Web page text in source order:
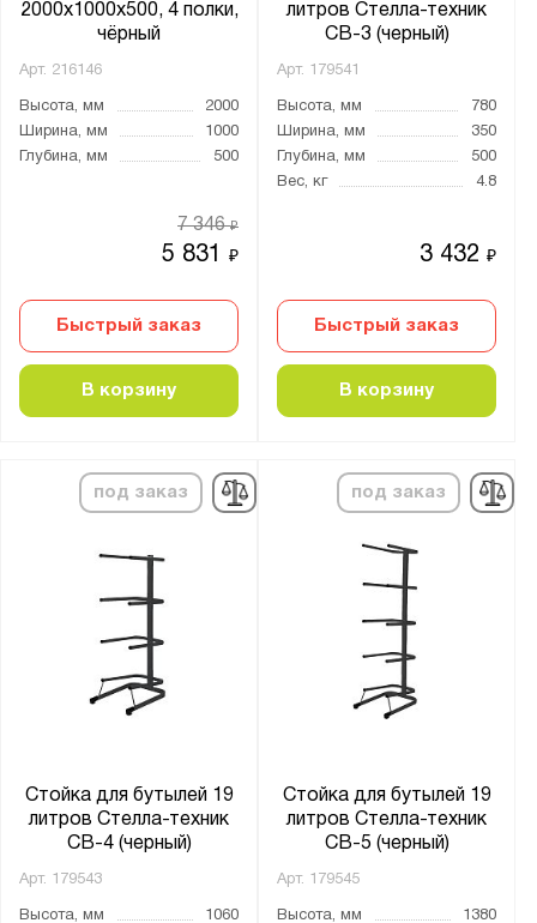
2000х1000х500, 4 полки,
чёрный
Арт. 216146
Высота, мм
2000
Ширина, мм
1000
Глубина, мм
500
5 831₽
7 346₽
Быстрый заказ
В корзину
литров Стелла-техник
СВ-3 (черный)
Арт. 179541
Высота, мм
780
Ширина, мм
350
Глубина, мм
500
Вес, кг
4.8
3 432₽
Быстрый заказ
В корзину
под заказ
Стойка для бутылей 19
литров Стелла-техник
СВ-4 (черный)
Арт. 179543
Высота, мм
1060
под заказ
Стойка для бутылей 19
литров Стелла-техник
СВ-5 (черный)
Арт. 179545
Высота, мм
1380
1510
1512
1820
1830
1845
2400
2500
Страна производства:
Россия
Производитель:
Версия
Верстакофф
ГТС